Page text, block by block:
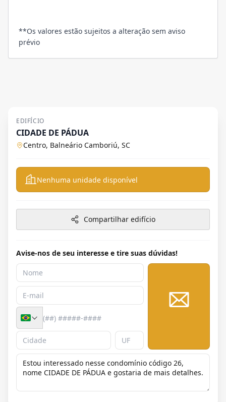
**Os valores estão sujeitos a alteração sem aviso
prévio
EDIFÍCIO
CIDADE DE PÁDUA
Centro, Balneário Camboriú, SC
Nenhuma unidade disponível
Compartilhar edifício
Avise-nos de seu interesse e tire suas dúvidas!